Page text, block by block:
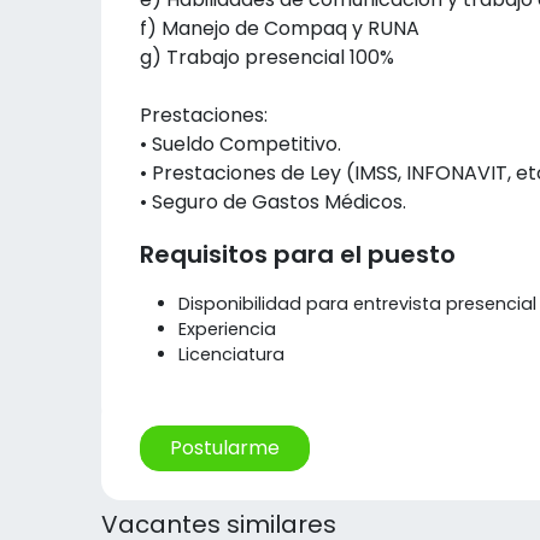
f) Manejo de Compaq y RUNA
g) Trabajo presencial 100%
Prestaciones:
• Sueldo Competitivo.
• Prestaciones de Ley (IMSS, INFONAVIT,
• Seguro de Gastos Médicos.
Requisitos para el puesto
Disponibilidad para entrevista presencial
Experiencia
Licenciatura
Postularme
Vacantes similares